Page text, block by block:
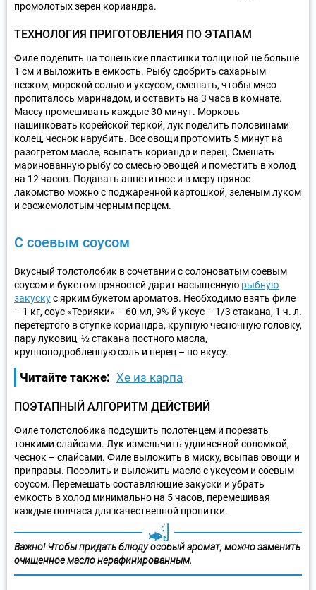
промолотых зерен кориандра.
ТЕХНОЛОГИЯ ПРИГОТОВЛЕНИЯ ПО ЭТАПАМ
Филе поделить на тоненькие пластинки толщиной не больше
1 см и выложить в емкость. Рыбу сдобрить сахарным
песком, морской солью и уксусом, смешать, чтобы мясо
пропиталось маринадом, и оставить на 3 часа в комнате.
Массу промешивать каждые 30 минут. Морковь
нашинковать корейской теркой, лук поделить половинами
колец, чеснок нарубить. Все овощи протомить 5 минут на
разогретом масле, всыпать кориандр и перец. Смешать
маринованную рыбу со смесью овощей и поместить в холод
на 12 часов. Подавать аппетитное и в меру пряное
лакомство можно с поджаренной картошкой, зеленым луком
и свежемолотым черным перцем.
С соевым соусом
Вкусный толстолобик в сочетании с солоноватым соевым
соусом и букетом пряностей дарит насыщенную рыбную
закускус ярким букетом ароматов. Необходимо взять филе
– 1 кг, соус «Терияки» – 60 мл, 9%-й уксус – 1/3 стакана, 1 ч. л.
перетертого в ступке кориандра, крупную чесночную головку,
пару луковиц, ½ стакана постного масла,
крупноподробленную соль и перец – по вкусу.
Читайте также: Хе из карпа
ПОЭТАПНЫЙ АЛГОРИТМ ДЕЙСТВИЙ
Филе толстолобика подсушить полотенцем и порезать
тонкими слайсами. Лук измельчить удлиненной соломкой,
чеснок – слайсами. Филе выложить в миску, всыпав овощи и
приправы. Посолить и выложить масло с уксусом и соевым
соусом. Перемешать составляющие закуски и убрать
емкость в холод минимально на 5 часов, перемешивая
каждые полчаса для качественной пропитки.
Важно!Чтобы придать блюду особый аромат, можно заменить
очищенное масло нерафинированным.